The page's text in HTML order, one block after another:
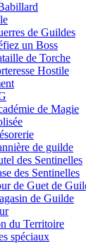
de Guildes
un Boss
de Torche
Hostile
de Magie
de guilde
des Sentinelles
des Sentinelles
de Guet de
de Guilde
du Territoire
spéciaux